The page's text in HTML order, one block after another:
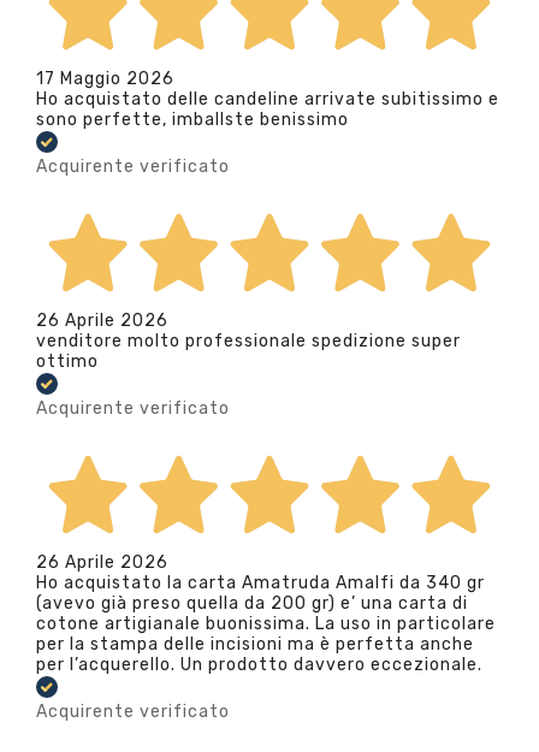
17 Maggio 2026
Ho acquistato delle candeline arrivate subitissimo e
sono perfette, imballste benissimo
Acquirente verificato
26 Aprile 2026
venditore molto professionale spedizione super
ottimo
Acquirente verificato
26 Aprile 2026
Ho acquistato la carta Amatruda Amalfi da 340 gr
(avevo già preso quella da 200 gr) e’ una carta di
cotone artigianale buonissima. La uso in particolare
per la stampa delle incisioni ma è perfetta anche
per l’acquerello. Un prodotto davvero eccezionale.
Acquirente verificato